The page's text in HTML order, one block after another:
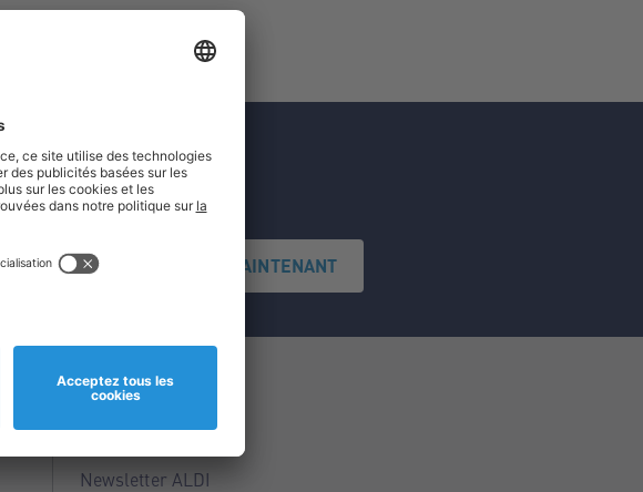
S'INSCRIRE MAINTENANT
Service
Points ALDI
Newsletter ALDI